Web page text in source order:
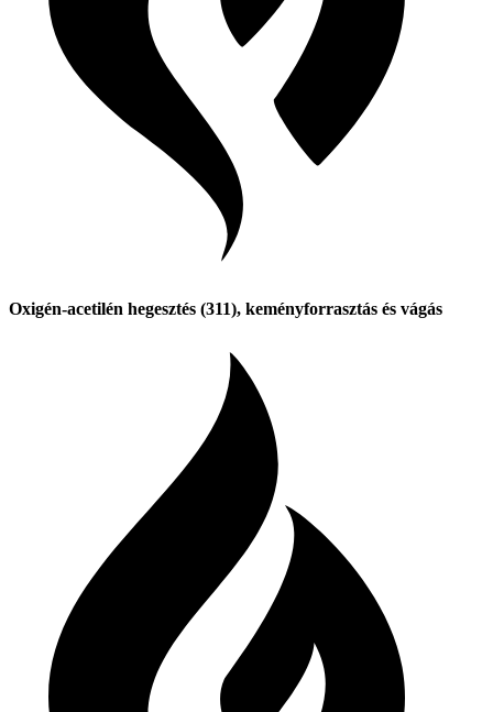
Oxigén-acetilén hegesztés (311), keményforrasztás és vágás